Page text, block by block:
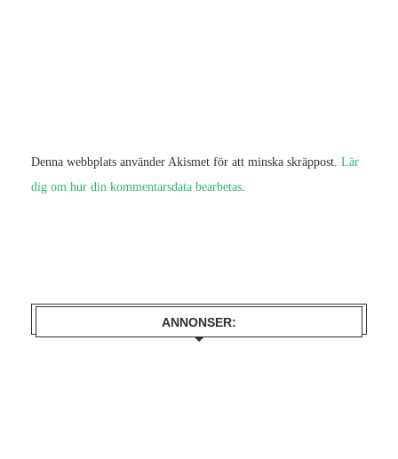
Denna webbplats använder Akismet för att minska skräppost. Lär
dig om hur din kommentarsdata bearbetas.
ANNONSER: